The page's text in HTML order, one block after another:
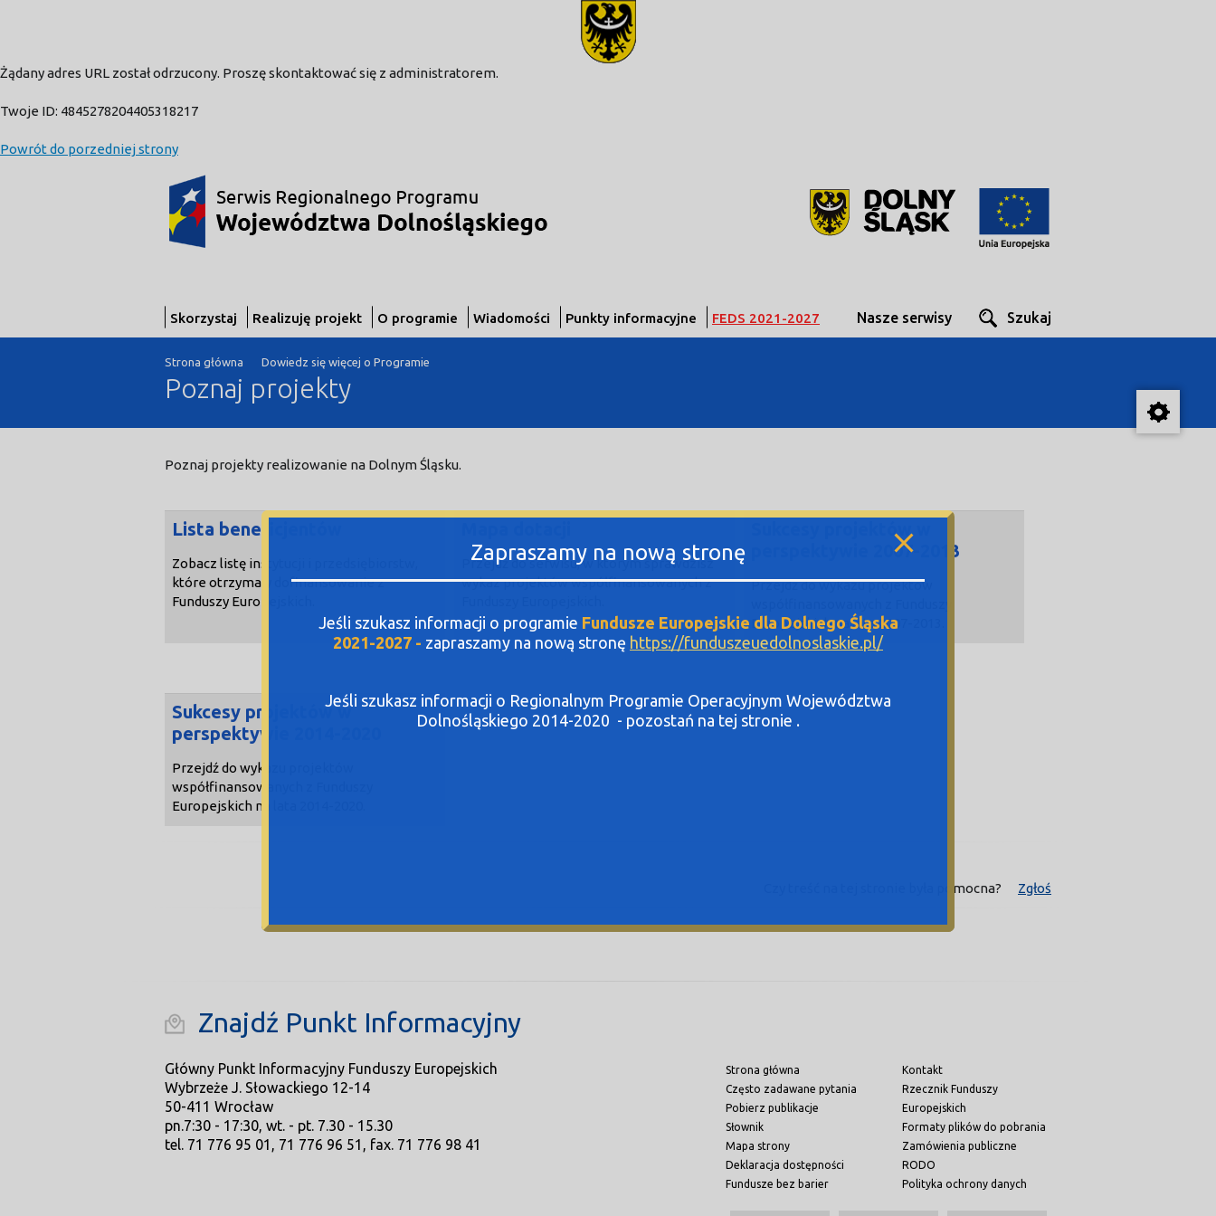
Żądany adres URL został odrzucony. Proszę skontaktować się z administratorem.
Twoje ID: 4845278204405318217
Powrót do porzedniej strony
Skorzystaj Realizuję projekt O programie Wiadomości Punkty informacyjne FEDS 2021-2027 Szukaj
Nasze serwisy
Strona główna Dowiedz się więcej o Programie
Poznaj projekty
Poznaj projekty realizowanie na Dolnym Śląsku.
Lista beneficjentów
Zobacz listę instytucji i przedsiębiorstw,
które otrzymały dofinansowanie z
Funduszy Europejskich.
Przejdź do serwisu, w którym sprawdzisz
wykaz projektów współfinansowanych z
Sukcesy projektów w
perspektywie 2007-2013
Przejdź do wykazu projektów
Europejskich na lata 2007-2013.
Sukcesy projektów w
perspektywie 2014-2020
Przejdź do wykazu projektów
współfinansowanych z Funduszy
Europejskich na lata 2014-2020.
Czy treść na tej stronie była pomocna? Zgłoś
Znajdź Punkt Informacyjny
Główny Punkt Informacyjny Funduszy Europejskich
Wybrzeże J. Słowackiego 12-14
50-411 Wrocław
pn.7:30 - 17:30, wt. - pt. 7.30 - 15.30
tel. 71 776 95 01, 71 776 96 51, fax. 71 776 98 41
Strona główna
Często zadawane pytania
Pobierz publikacje
Słownik
Mapa strony
Deklaracja dostępności
Fundusze bez barier
Kontakt
Rzecznik Funduszy
Europejskich
Formaty plików do pobrania
Zamówienia publiczne
RODO
Polityka ochrony danych
modal-check
Zapraszamy na nową stronę
Jeśli szukasz informacji o programie Fundusze Europejskie dla Dolnego Śląska
2021-2027 - zapraszamy na nową stronę https://funduszeuedolnoslaskie.pl/
Jeśli szukasz informacji o Regionalnym Programie Operacyjnym Województwa
Dolnośląskiego 2014-2020 - pozostań na tej stronie .